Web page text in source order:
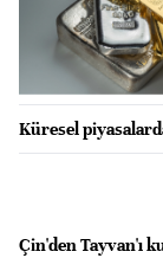
Küresel
Çin'den Tayvan'ı